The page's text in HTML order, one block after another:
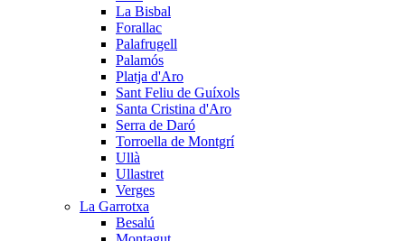
La Bisbal
Forallac
Palafrugell
Palamós
Platja d'Aro
Sant Feliu de Guíxols
Santa Cristina d'Aro
Serra de Daró
Torroella de Montgrí
Ullà
Ullastret
Verges
La Garrotxa
Besalú